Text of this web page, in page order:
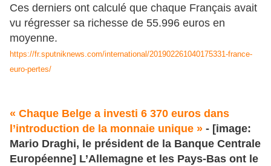
Ces derniers ont calculé que chaque Français avait
vu régresser sa richesse de 55.996 euros en
moyenne.
https://fr.sputniknews.com/international/201902261040175331-france-
euro-pertes/
« Chaque Belge a investi 6 370 euros dans
l’introduction de la monnaie unique » - [image:
Mario Draghi, le président de la Banque Centrale
Européenne] L’Allemagne et les Pays-Bas ont le